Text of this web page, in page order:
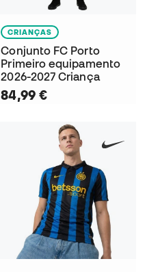
CRIANÇAS
Conjunto FC Porto
Primeiro equipamento
2026-2027 Criança
84,99 €